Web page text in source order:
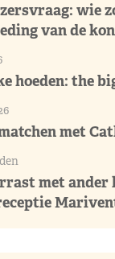
wie
van de
hoeden: the
met
met ander